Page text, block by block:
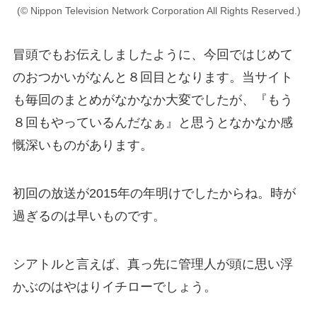
(© Nippon Television Network Corporation All Rights Reserved.)
冒頭でもお伝えしましたように、今回ではじめて
のおつかいがなんと８回目となります。当サイト
も毎回のまとめがなかなか大変でしたが、『もう
８回もやっているんだなぁ』と思うとなかなか感
慨深いものがあります。
初回の放送が2015年の年明けでしたからね。時が
過ぎるのは早いものです。
シアトルと言えば、真っ先に管理人が頭に思い浮
かぶのはやはりイチローでしょう。